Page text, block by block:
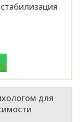
для